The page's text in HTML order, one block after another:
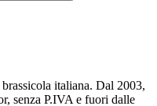
italiana. Dal 2003,
senza P.IVA e fuori dalle